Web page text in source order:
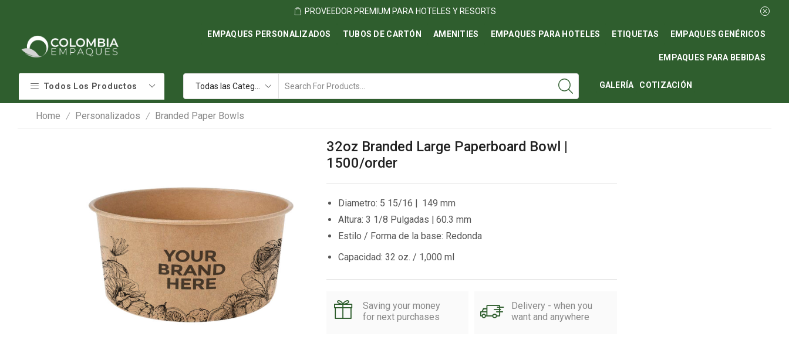
PROVEEDOR PREMIUM PARA HOTELES Y RESORTS
EMPAQUES PERSONALIZADOS TUBOS DE CARTÓN AMENITIES EMPAQUES PARA HOTELES ETIQUETAS EMPAQUES GENÉRICOS
EMPAQUES PARA BEBIDAS
Todos Los Productos
input
GALERÍA COTIZACIÓN
Home / Personalizados / Branded Paper Bowls
32oz Branded Large Paperboard Bowl |
1500/order
Diametro: 5 15/16 | 149 mm
Altura: 3 1/8 Pulgadas | 60.3 mm
Estilo / Forma de la base: Redonda
Capacidad: 32 oz. / 1,000 ml
Saving your money
for next purchases
Delivery - when you
want and anywhere